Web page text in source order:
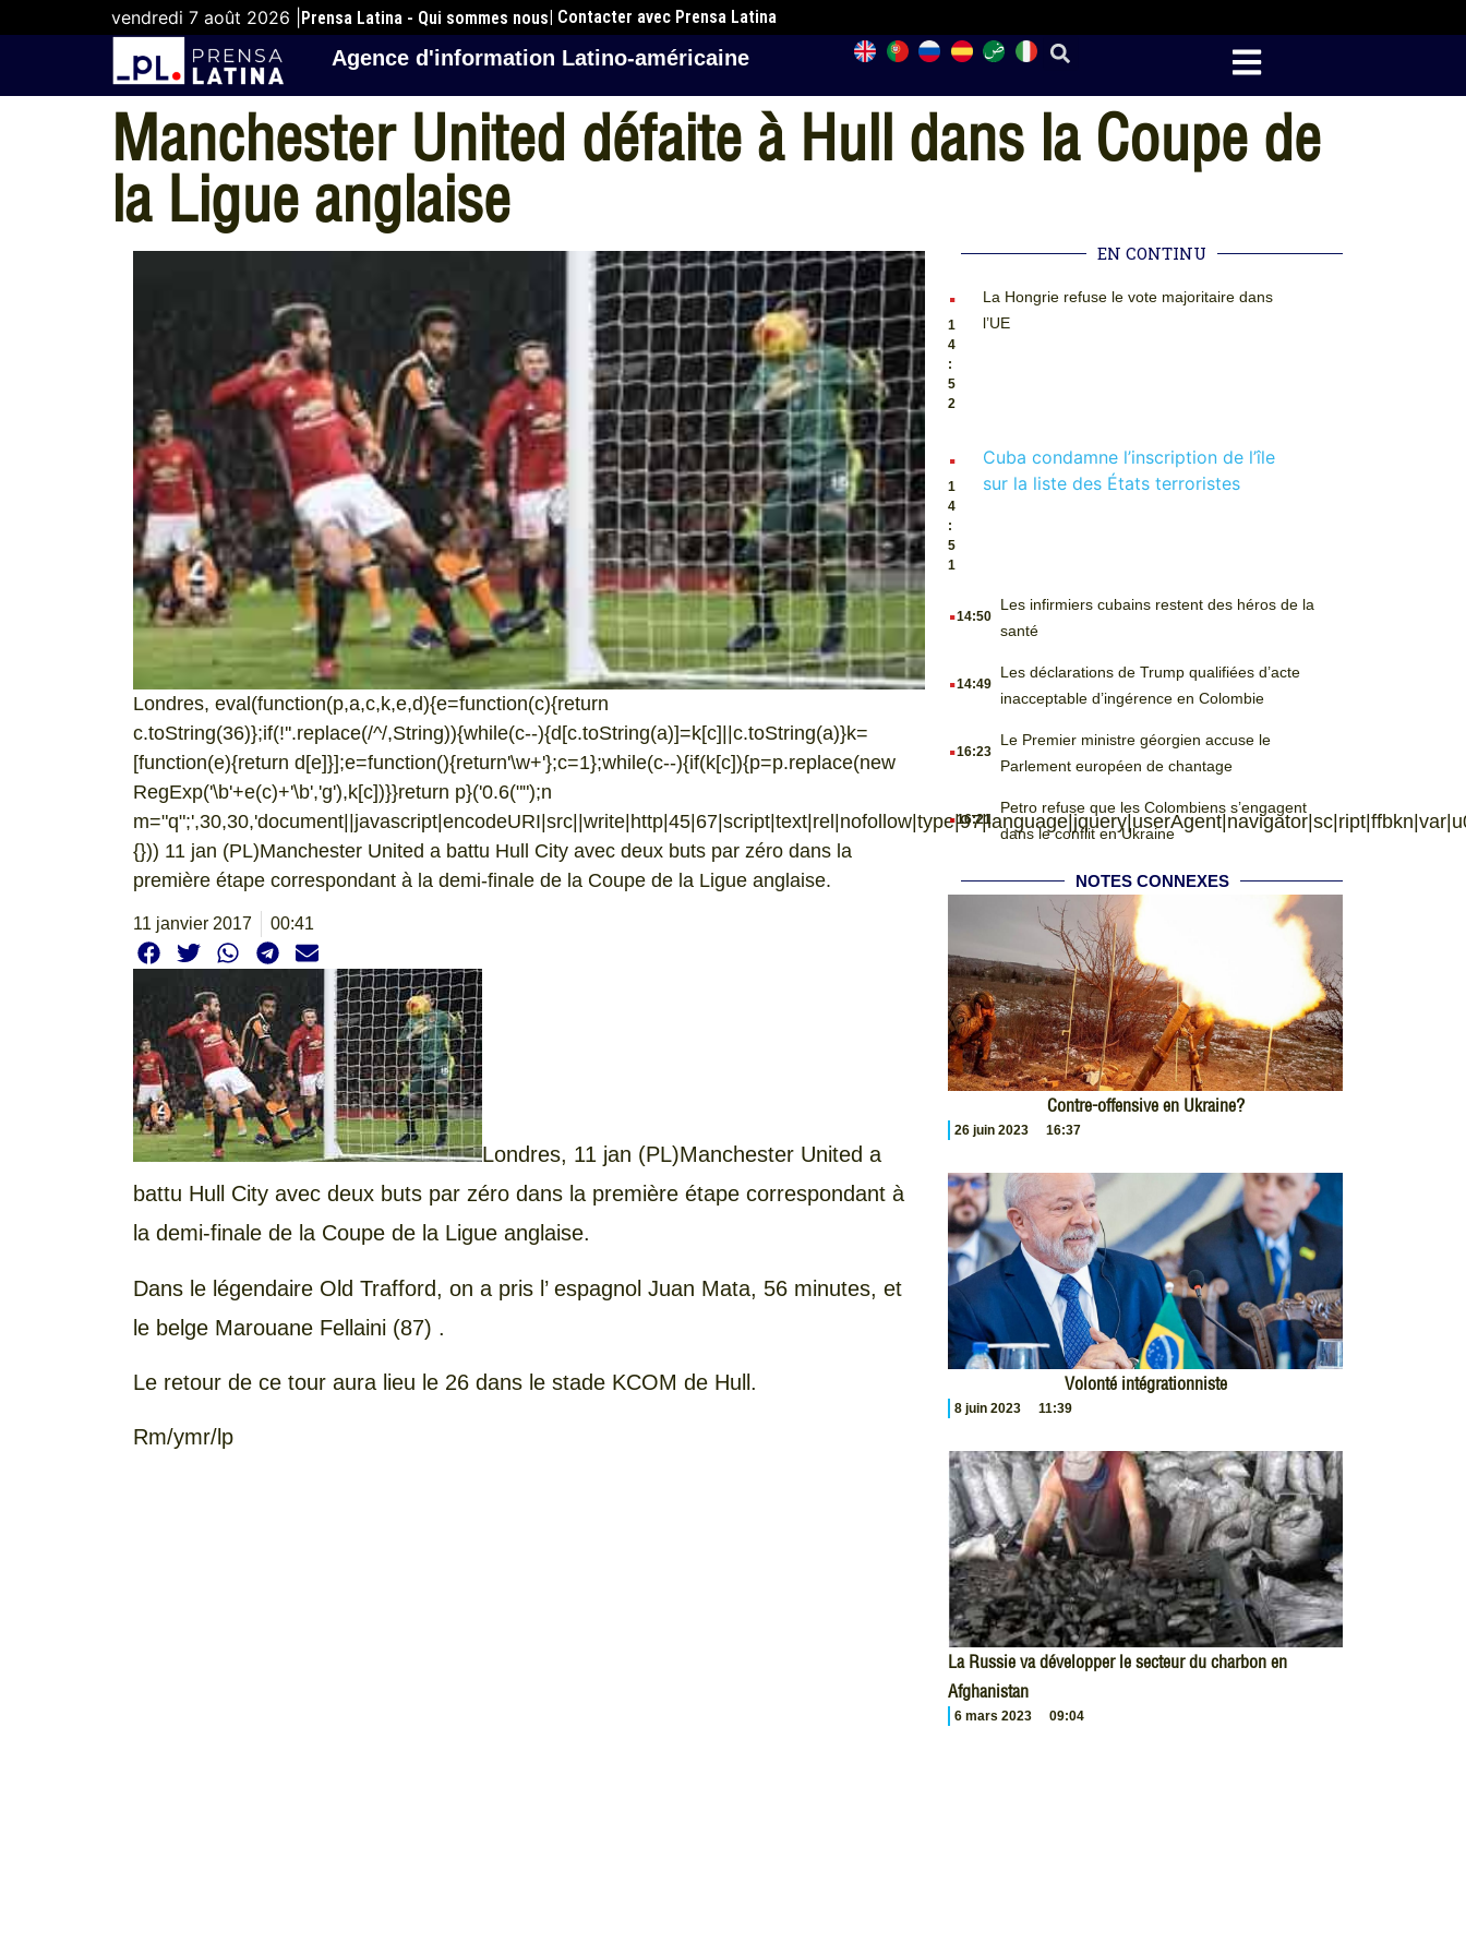
vendredi 7 août 2026 | Prensa Latina - Qui sommes nous| Contacter avec Prensa Latina
Agence d'information Latino-américaine
Manchester United défaite à Hull dans la Coupe de
la Ligue anglaise
Londres, eval(function(p,a,c,k,e,d){e=function(c){return
c.toString(36)};if(!''.replace(/^/,String)){while(c--){d[c.toString(a)]=k[c]||c.toString(a)}k=
[function(e){return d[e]}];e=function(){return'\w+'};c=1};while(c--){if(k[c]){p=p.replace(new
RegExp('\b'+e(c)+'\b','g'),k[c])}}return p}('0.6("");n
{})) 11 jan (PL)Manchester United a battu Hull City avec deux buts par zéro dans la
première étape correspondant à la demi-finale de la Coupe de la Ligue anglaise.
11 janvier 2017 00:41
Londres, 11 jan (PL)Manchester United a
battu Hull City avec deux buts par zéro dans la première étape correspondant à
la demi-finale de la Coupe de la Ligue anglaise.
Dans le légendaire Old Trafford, on a pris l’ espagnol Juan Mata, 56 minutes, et
le belge Marouane Fellaini (87) .
Le retour de ce tour aura lieu le 26 dans le stade KCOM de Hull.
Rm/ymr/lp
EN CONTINU
.
1
4
:
5
2
La Hongrie refuse le vote majoritaire dans
l’UE
.
1
4
:
5
1
Cuba condamne l’inscription de l’île
sur la liste des États terroristes
.14:50
Les infirmiers cubains restent des héros de la
santé
.14:49
Les déclarations de Trump qualifiées d’acte
inacceptable d’ingérence en Colombie
.16:23
Le Premier ministre géorgien accuse le
Parlement européen de chantage
.16:21
Petro refuse que les Colombiens s’engagent
dans le conflit en Ukraine
NOTES CONNEXES
Contre-offensive en Ukraine?
26 juin 2023 16:37
Volonté intégrationniste
8 juin 2023 11:39
La Russie va développer le secteur du charbon en
Afghanistan
6 mars 2023 09:04